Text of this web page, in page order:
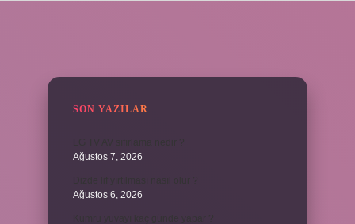
SON YAZILAR
Ağustos 7, 2026
Ağustos 6, 2026